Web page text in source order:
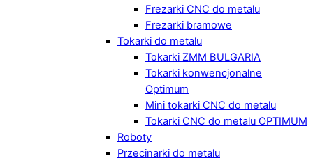
Frezarki CNC do metalu
Frezarki bramowe
Tokarki do metalu
Tokarki ZMM BULGARIA
Tokarki konwencjonalne
Optimum
Mini tokarki CNC do metalu
Tokarki CNC do metalu OPTIMUM
Roboty
Przecinarki do metalu